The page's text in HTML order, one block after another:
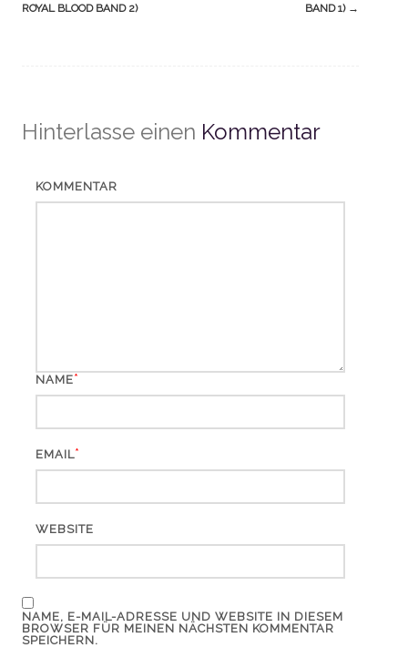
ROYAL BLOOD BAND 2)
BAND 1) →
Hinterlasse einen Kommentar
KOMMENTAR
NAME*
EMAIL*
WEBSITE
NAME, E-MAIL-ADRESSE UND WEBSITE IN DIESEM
BROWSER FÜR MEINEN NÄCHSTEN KOMMENTAR
SPEICHERN.